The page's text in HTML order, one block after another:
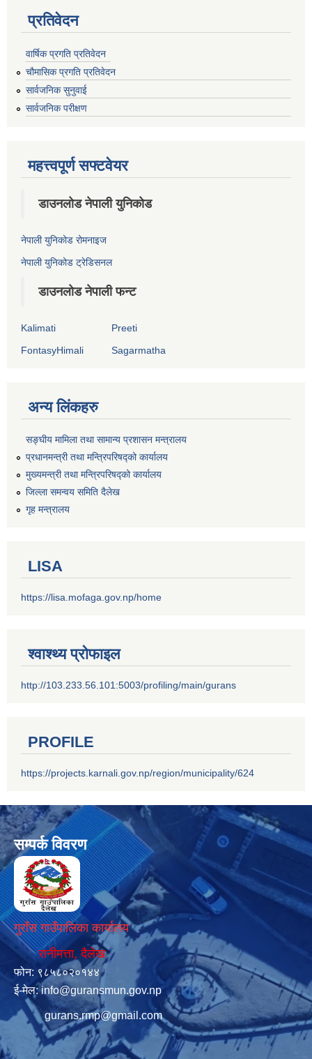
प्रतिवेदन
वार्षिक प्रगति प्रतिवेदन
चौमासिक प्रगति प्रतिवेदन
सार्वजनिक सुनुवाई
सार्वजनिक परीक्षण
महत्त्वपूर्ण सफ्टवेयर
डाउनलोड नेपाली युनिकोड
नेपाली युनिकोड रोमनाइज
नेपाली युनिकोड ट्रेडिसनल
डाउनलोड नेपाली फन्ट
Kalimati
Preeti
FontasyHimali
Sagarmatha
अन्य लिंकहरु
सङ्‍घीय मामिला तथा सामान्य प्रशासन मन्त्रालय
प्रधानमन्त्री तथा मन्त्रिपरिषद्को कार्यालय
मुख्यमन्त्री तथा मन्त्रिपरिषद्को कार्यालय
जिल्ला समन्वय समिति दैलेख
गृह मन्त्रालय
LISA
https://lisa.mofaga.gov.np/home
श्वाश्थ्य प्रोफाइल
http://103.233.56.101:5003/profiling/main/gurans
PROFILE
https://projects.karnali.gov.np/region/municipality/624
सम्पर्क विवरण
गुराँस गाउँपालिका कार्यालय
रानीमत्ता, दैलेख
फोन: ९८५८०२०१४४
ई-मेल:info@guransmun.gov.np
gurans.rmp@gmail.com